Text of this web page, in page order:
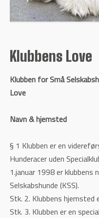
Klubbens Love
Klubben for Små
Love
Navn & hjemsted
§ 1 Klubben er en
Hunderacer uden
1.januar 1998 er
Selskabshunde (KSS).
Stk. 2. Klubbens hjemsted
Stk. 3. Klubben er en